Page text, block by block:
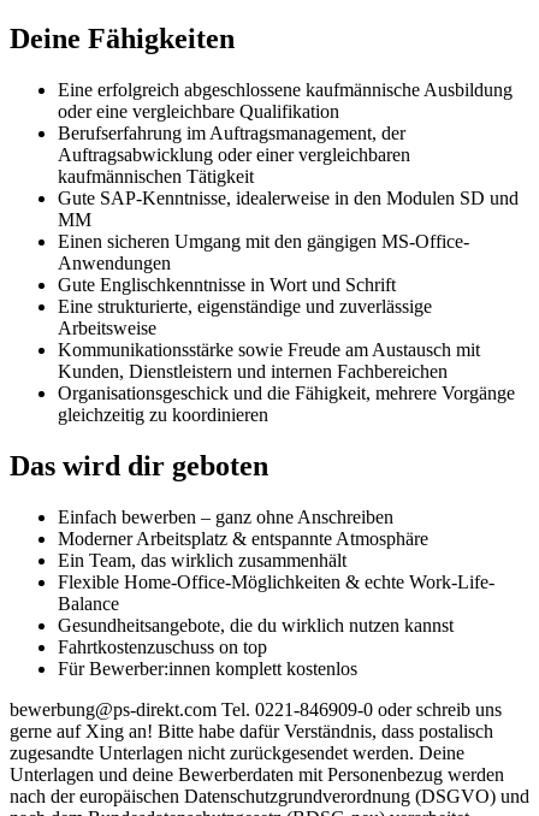
Deine Fähigkeiten
Eine erfolgreich abgeschlossene kaufmännische Ausbildung
oder eine vergleichbare Qualifikation
Berufserfahrung im Auftragsmanagement, der
Auftragsabwicklung oder einer vergleichbaren
kaufmännischen Tätigkeit
Gute SAP-Kenntnisse, idealerweise in den Modulen SD und
MM
Einen sicheren Umgang mit den gängigen MS-Office-
Anwendungen
Gute Englischkenntnisse in Wort und Schrift
Eine strukturierte, eigenständige und zuverlässige
Arbeitsweise
Kommunikationsstärke sowie Freude am Austausch mit
Kunden, Dienstleistern und internen Fachbereichen
Organisationsgeschick und die Fähigkeit, mehrere Vorgänge
gleichzeitig zu koordinieren
Das wird dir geboten
Einfach bewerben – ganz ohne Anschreiben
Moderner Arbeitsplatz & entspannte Atmosphäre
Ein Team, das wirklich zusammenhält
Flexible Home-Office-Möglichkeiten & echte Work-Life-
Balance
Gesundheitsangebote, die du wirklich nutzen kannst
Fahrtkostenzuschuss on top
Für Bewerber:innen komplett kostenlos
bewerbung@ps-direkt.com Tel. 0221-846909-0 oder schreib uns
gerne auf Xing an! Bitte habe dafür Verständnis, dass postalisch
zugesandte Unterlagen nicht zurückgesendet werden. Deine
Unterlagen und deine Bewerberdaten mit Personenbezug werden
nach der europäischen Datenschutzgrundverordnung (DSGVO) und